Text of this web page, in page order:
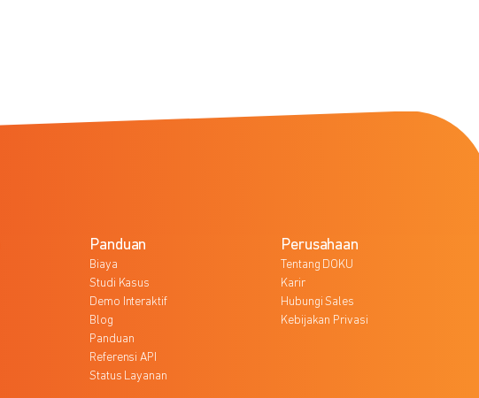
Panduan
Biaya
Studi Kasus
Demo Interaktif
Blog
Panduan
Referensi API
Status Layanan
Perusahaan
Tentang DOKU
Karir
Hubungi Sales
Kebijakan Privasi